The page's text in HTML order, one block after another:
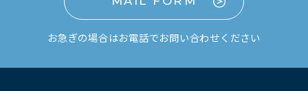
お急ぎの場合はお電話でお問い合わせください